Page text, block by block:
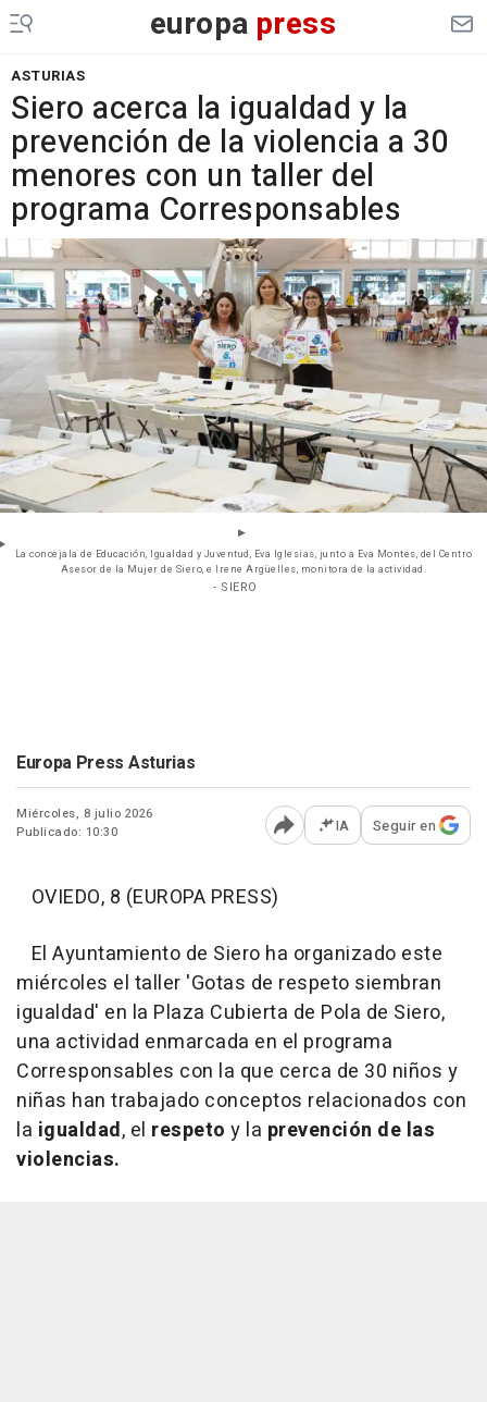
europa press
ASTURIAS
Siero acerca la igualdad y la
prevención de la violencia a 30
menores con un taller del
programa Corresponsables
La concejala de Educación, Igualdad y Juventud, Eva Iglesias, junto a Eva Montes, del Centro
Asesor de la Mujer de Siero, e Irene Argüelles, monitora de la actividad.
- SIERO
Europa Press Asturias
Miércoles, 8 julio 2026
Publicado: 10:30
Abrir opciones para
IA Seguir en
OVIEDO, 8 (EUROPA PRESS)
El Ayuntamiento de Siero ha organizado este
miércoles el taller 'Gotas de respeto siembran
igualdad' en la Plaza Cubierta de Pola de Siero,
una actividad enmarcada en el programa
Corresponsables con la que cerca de 30 niños y
niñas han trabajado conceptos relacionados con
la igualdad, el respeto y la prevención de las
violencias.